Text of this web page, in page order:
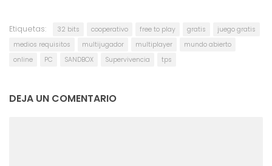
Etiquetas: 32 bits cooperativo free to play gratis
juego gratis
medios requisitos
multijugador multiplayer
mundo abierto
online
PC SANDBOX Supervivencia tps
DEJA UN COMENTARIO